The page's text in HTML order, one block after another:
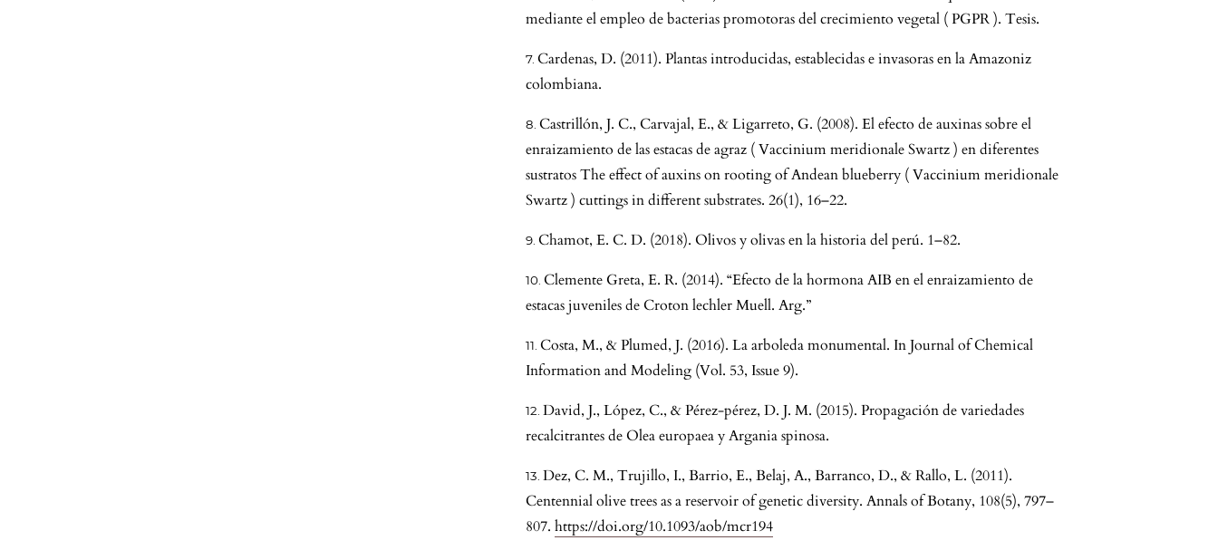
mediante el empleo de bacterias promotoras del crecimiento vegetal ( PGPR ). Tesis.
Cardenas, D. (2011). Plantas introducidas, establecidas e invasoras en la Amazoniz
colombiana.
Castrillón, J. C., Carvajal, E., & Ligarreto, G. (2008). El efecto de auxinas sobre el
enraizamiento de las estacas de agraz ( Vaccinium meridionale Swartz ) en diferentes
sustratos The effect of auxins on rooting of Andean blueberry ( Vaccinium meridionale
Swartz ) cuttings in different substrates. 26(1), 16–22.
Chamot, E. C. D. (2018). Olivos y olivas en la historia del perú. 1–82.
Clemente Greta, E. R. (2014). “Efecto de la hormona AIB en el enraizamiento de
estacas juveniles de Croton lechler Muell. Arg.”
Costa, M., & Plumed, J. (2016). La arboleda monumental. In Journal of Chemical
Information and Modeling (Vol. 53, Issue 9).
David, J., López, C., & Pérez-pérez, D. J. M. (2015). Propagación de variedades
recalcitrantes de Olea europaea y Argania spinosa.
Dez, C. M., Trujillo, I., Barrio, E., Belaj, A., Barranco, D., & Rallo, L. (2011).
Centennial olive trees as a reservoir of genetic diversity. Annals of Botany, 108(5), 797–
807.https://doi.org/10.1093/aob/mcr194